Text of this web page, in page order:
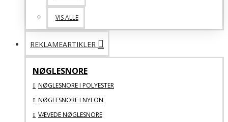
VIS ALLE
REKLAMEARTIKLER
NØGLESNORE
NØGLESNORE I POLYESTER
NØGLESNORE I NYLON
VÆVEDE NØGLESNORE